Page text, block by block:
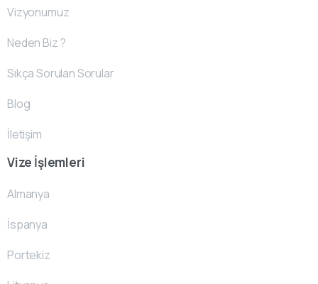
Vizyonumuz
Neden Biz ?
Sıkça Sorulan Sorular
Blog
İletişim
Vize İşlemleri
Almanya
İspanya
Portekiz